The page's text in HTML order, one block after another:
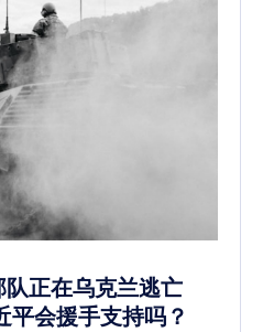
正在乌克兰逃亡
平会援手支持吗？